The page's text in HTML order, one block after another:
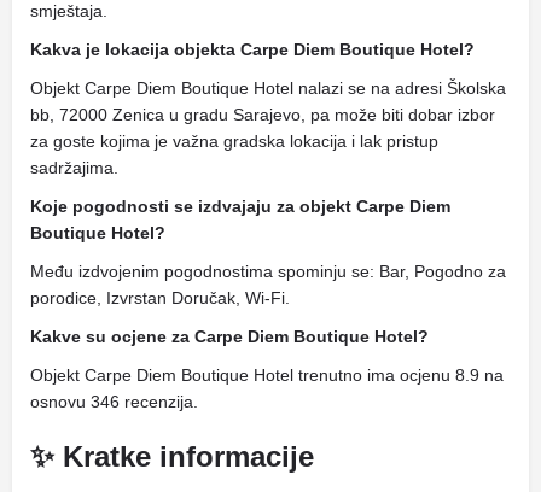
smještaja.
Kakva je lokacija objekta Carpe Diem Boutique Hotel?
Objekt Carpe Diem Boutique Hotel nalazi se na adresi Školska
bb, 72000 Zenica u gradu Sarajevo, pa može biti dobar izbor
za goste kojima je važna gradska lokacija i lak pristup
sadržajima.
Koje pogodnosti se izdvajaju za objekt Carpe Diem
Boutique Hotel?
Među izdvojenim pogodnostima spominju se: Bar, Pogodno za
porodice, Izvrstan Doručak, Wi-Fi.
Kakve su ocjene za Carpe Diem Boutique Hotel?
Objekt Carpe Diem Boutique Hotel trenutno ima ocjenu 8.9 na
osnovu 346 recenzija.
✨ Kratke informacije